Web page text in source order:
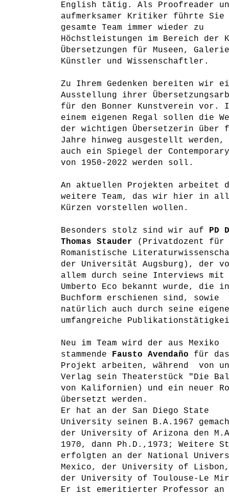
English tätig. Als Proofreader
aufmerksamer Kritiker führte Sie
gesamte Team immer wieder zu
Höchstleistungen im Bereich der
Übersetzungen für Museen,
Künstler und Wissenschaftler.
Zu Ihrem Gedenken bereiten wir
Ausstellung ihrer
für den Bonner Kunstverein vor.
einem eigenen Regal sollen die
der wichtigen Übersetzerin über
Jahre hinweg ausgestellt werden,
auch ein Spiegel der
von 1950-2022 werden soll.
An aktuellen Projekten arbeitet
weitere Team, das wir hier in
Kürzen vorstellen wollen.
Besonders stolz sind wir auf PD
Thomas Stauder (Privatdozent für
Romanistische
der Universität Augsburg), der
allem durch seine Interviews mit
Umberto Eco bekannt wurde, die in
Buchform erschienen sind, sowie
natürlich auch durch seine eigene
umfangreiche
Neu im Team wird der aus Mexiko
stammende Fausto Avendaño für das
Projekt arbeiten, während von
Verlag sein Theaterstück "Die
von Kalifornien) und ein neuer
übersetzt werden.
Er hat an der San Diego State
University seinen B.A.1967
der University of Arizona den
1970, dann Ph.D.,1973; Weitere
erfolgten an der National
Mexico, der University of
der University of Toulouse-Le
Er ist emeritierter Professor an